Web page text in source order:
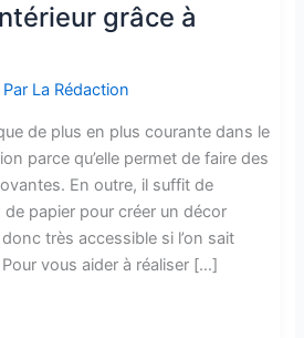
grâce à
La Rédaction
de plus en plus courante dans le
parce qu’elle permet de faire des
En outre, il suffit de
de papier pour créer un décor
très accessible si l’on sait
vous aider à réaliser […]